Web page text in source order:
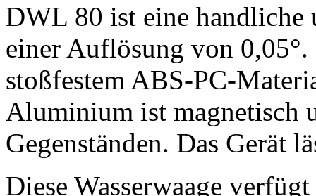
DWL 80 ist eine handliche
einer Auflösung von 0,05°.
stoßfestem ABS-PC-
Aluminium ist magnetisch
Gegenständen. Das Gerät
Diese Wasserwaage